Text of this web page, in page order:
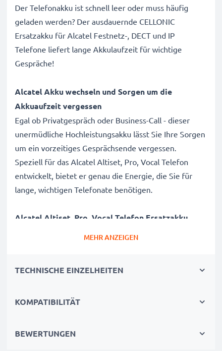
Der Telefonakku ist schnell leer oder muss häufig
geladen werden? Der ausdauernde CELLONIC
Ersatzakku für Alcatel Festnetz-, DECT und IP
Telefone liefert lange Akkulaufzeit für wichtige
Gespräche!
Alcatel Akku wechseln und Sorgen um die
Akkuaufzeit vergessen
Egal ob Privatgespräch oder Business-Call - dieser
unermüdliche Hochleistungsakku lässt Sie Ihre Sorgen
um ein vorzeitiges Gesprächsende vergessen.
Speziell für das Alcatel Altiset, Pro, Vocal Telefon
entwickelt, bietet er genau die Energie, die Sie für
lange, wichtigen Telefonate benötigen.
Alcatel Altiset, Pro, Vocal Telefon Ersatzakku
Kapazität: 600mAh Austauschakku
Zelltyp: NiMH Akkupack / Battery Pack
Farbe: grau
MEHR ANZEIGEN
TECHNISCHE EINZELHEITEN
KOMPATIBILITÄT
BEWERTUNGEN